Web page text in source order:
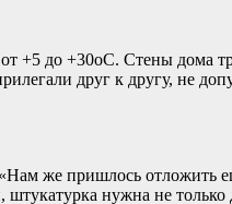
+5 до +30oC. Стены дома
друг к другу, не
же пришлось отложить
нужна не